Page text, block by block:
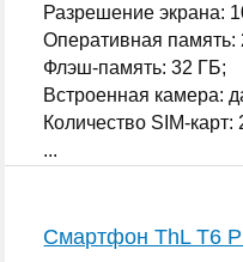
Разрешение экрана:
Оперативная память:
Флэш-память: 32 ГБ;
Встроенная камера:
Количество SIM-карт:
...
Смартфон ThL T6